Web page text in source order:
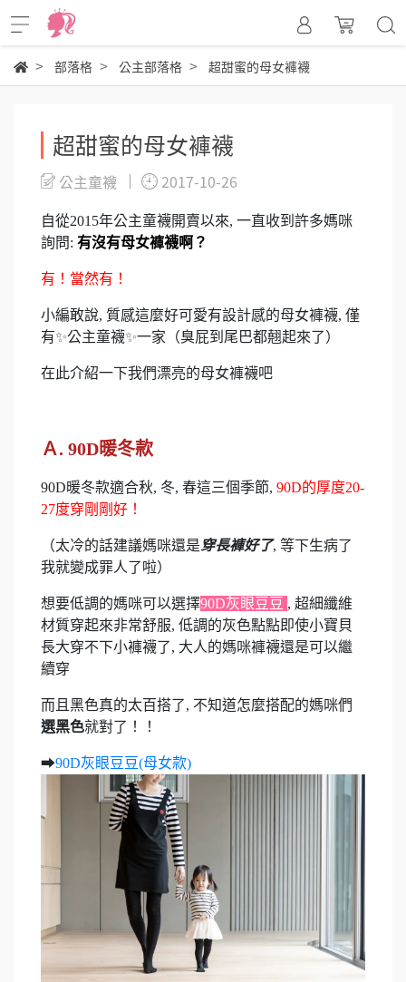
部落格 公主部落格 超甜蜜的母女褲襪
超甜蜜的母女褲襪
公主童襪 2017-10-26
自從2015年公主童襪開賣以來, 一直收到許多媽咪
詢問: 有沒有母女褲襪啊？
有！當然有！
小編敢說, 質感這麼好可愛有設計感的母女褲襪, 僅
有✨公主童襪✨一家（臭屁到尾巴都翹起來了）
在此介紹一下我們漂亮的母女褲襪吧
Ａ. 90D暖冬款
90D暖冬款適合秋, 冬, 春這三個季節, 90D的厚度20-
27度穿剛剛好！
（太冷的話建議媽咪還是穿長褲好了, 等下生病了
我就變成罪人了啦）
想要低調的媽咪可以選擇90D灰眼豆豆 , 超細纖維
材質穿起來非常舒服, 低調的灰色點點即使小寶貝
長大穿不下小褲襪了, 大人的媽咪褲襪還是可以繼
續穿
而且黑色真的太百搭了, 不知道怎麼搭配的媽咪們
選黑色就對了！！
➡90D灰眼豆豆(母女款)